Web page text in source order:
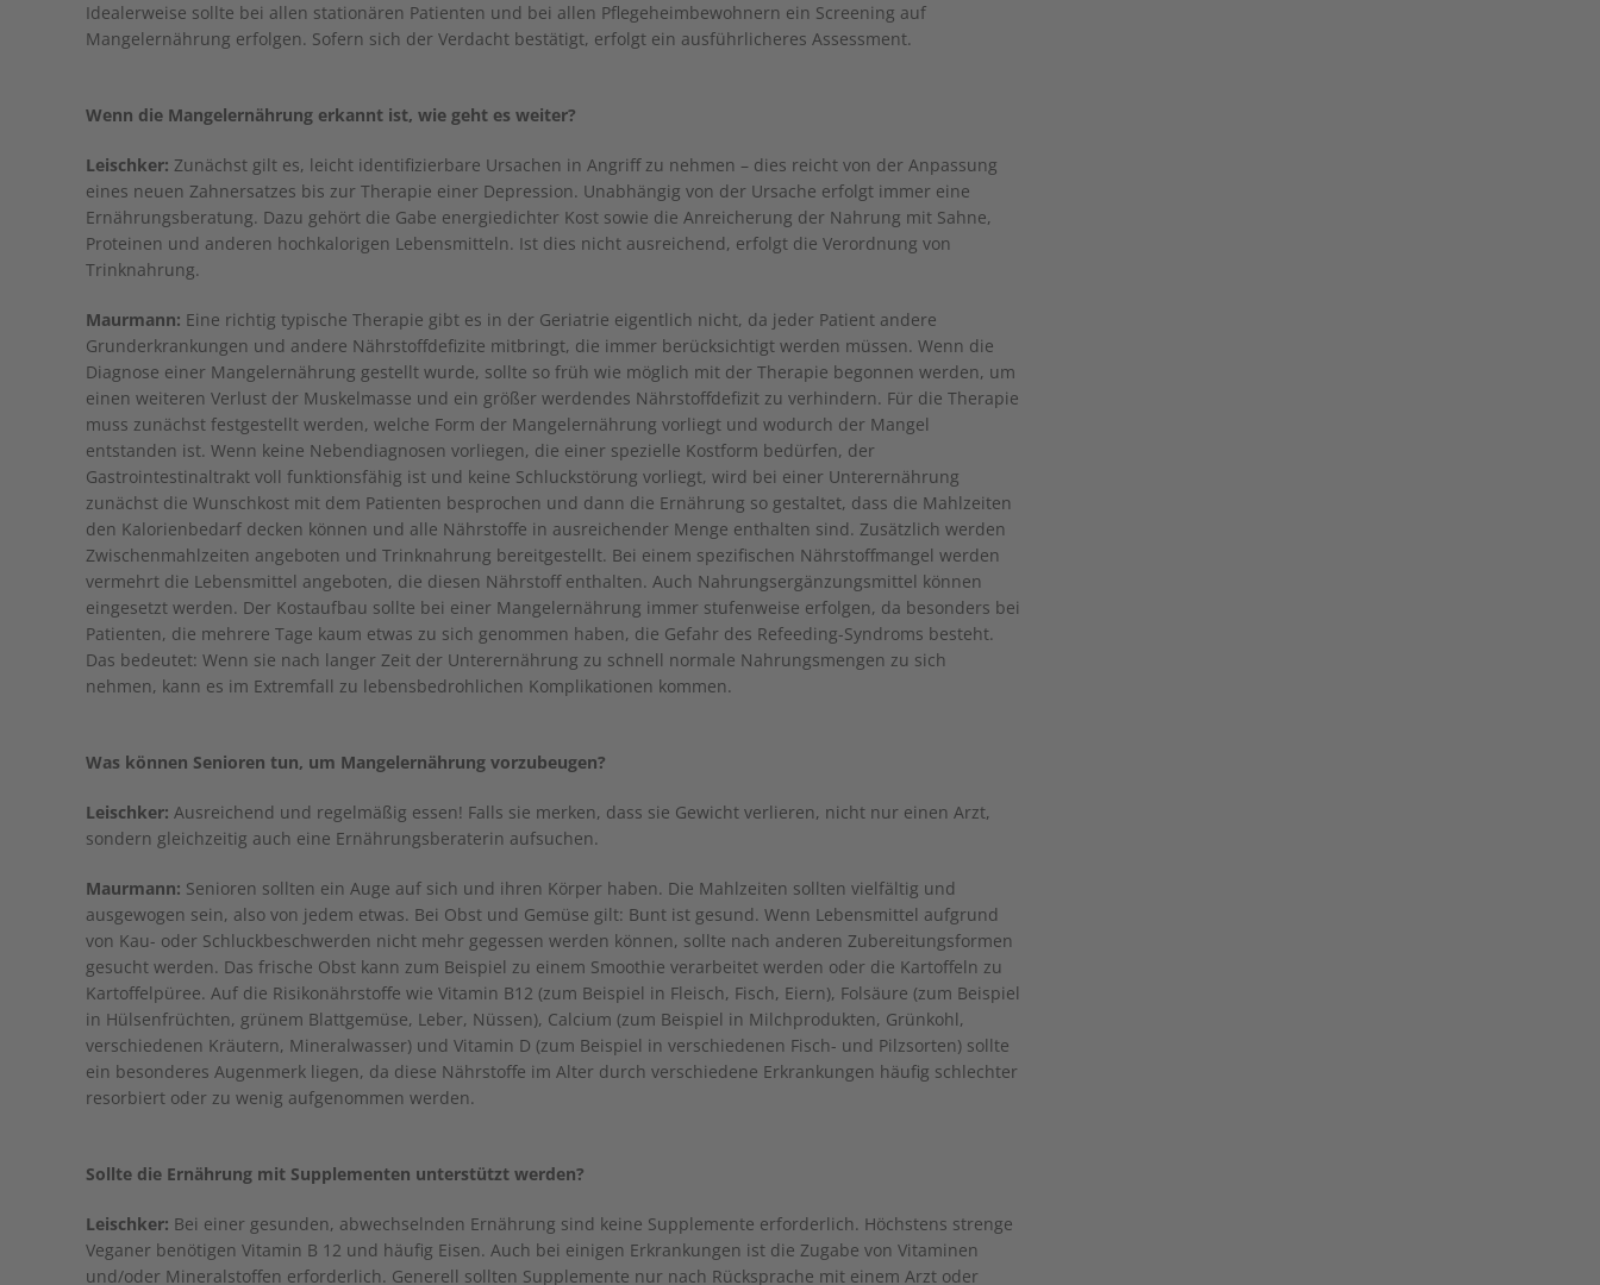
Idealerweise sollte bei allen stationären Patienten und bei allen Pflegeheimbewohnern ein Screening auf
Mangelernährung erfolgen. Sofern sich der Verdacht bestätigt, erfolgt ein ausführlicheres Assessment.
Wenn die Mangelernährung erkannt ist, wie geht es weiter?
Leischker: Zunächst gilt es, leicht identifizierbare Ursachen in Angriff zu nehmen – dies reicht von der Anpassung
eines neuen Zahnersatzes bis zur Therapie einer Depression. Unabhängig von der Ursache erfolgt immer eine
Ernährungsberatung. Dazu gehört die Gabe energiedichter Kost sowie die Anreicherung der Nahrung mit Sahne,
Proteinen und anderen hochkalorigen Lebensmitteln. Ist dies nicht ausreichend, erfolgt die Verordnung von
Trinknahrung.
Maurmann: Eine richtig typische Therapie gibt es in der Geriatrie eigentlich nicht, da jeder Patient andere
Grunderkrankungen und andere Nährstoffdefizite mitbringt, die immer berücksichtigt werden müssen. Wenn die
Diagnose einer Mangelernährung gestellt wurde, sollte so früh wie möglich mit der Therapie begonnen werden, um
einen weiteren Verlust der Muskelmasse und ein größer werdendes Nährstoffdefizit zu verhindern. Für die Therapie
muss zunächst festgestellt werden, welche Form der Mangelernährung vorliegt und wodurch der Mangel
entstanden ist. Wenn keine Nebendiagnosen vorliegen, die einer spezielle Kostform bedürfen, der
Gastrointestinaltrakt voll funktionsfähig ist und keine Schluckstörung vorliegt, wird bei einer Unterernährung
zunächst die Wunschkost mit dem Patienten besprochen und dann die Ernährung so gestaltet, dass die Mahlzeiten
den Kalorienbedarf decken können und alle Nährstoffe in ausreichender Menge enthalten sind. Zusätzlich werden
Zwischenmahlzeiten angeboten und Trinknahrung bereitgestellt. Bei einem spezifischen Nährstoffmangel werden
vermehrt die Lebensmittel angeboten, die diesen Nährstoff enthalten. Auch Nahrungsergänzungsmittel können
eingesetzt werden. Der Kostaufbau sollte bei einer Mangelernährung immer stufenweise erfolgen, da besonders bei
Patienten, die mehrere Tage kaum etwas zu sich genommen haben, die Gefahr des Refeeding-Syndroms besteht.
Das bedeutet: Wenn sie nach langer Zeit der Unterernährung zu schnell normale Nahrungsmengen zu sich
nehmen, kann es im Extremfall zu lebensbedrohlichen Komplikationen kommen.
Was können Senioren tun, um Mangelernährung vorzubeugen?
Leischker: Ausreichend und regelmäßig essen! Falls sie merken, dass sie Gewicht verlieren, nicht nur einen Arzt,
sondern gleichzeitig auch eine Ernährungsberaterin aufsuchen.
Maurmann: Senioren sollten ein Auge auf sich und ihren Körper haben. Die Mahlzeiten sollten vielfältig und
ausgewogen sein, also von jedem etwas. Bei Obst und Gemüse gilt: Bunt ist gesund. Wenn Lebensmittel aufgrund
von Kau- oder Schluckbeschwerden nicht mehr gegessen werden können, sollte nach anderen Zubereitungsformen
gesucht werden. Das frische Obst kann zum Beispiel zu einem Smoothie verarbeitet werden oder die Kartoffeln zu
Kartoffelpüree. Auf die Risikonährstoffe wie Vitamin B12 (zum Beispiel in Fleisch, Fisch, Eiern), Folsäure (zum Beispiel
in Hülsenfrüchten, grünem Blattgemüse, Leber, Nüssen), Calcium (zum Beispiel in Milchprodukten, Grünkohl,
verschiedenen Kräutern, Mineralwasser) und Vitamin D (zum Beispiel in verschiedenen Fisch- und Pilzsorten) sollte
ein besonderes Augenmerk liegen, da diese Nährstoffe im Alter durch verschiedene Erkrankungen häufig schlechter
resorbiert oder zu wenig aufgenommen werden.
Sollte die Ernährung mit Supplementen unterstützt werden?
Leischker: Bei einer gesunden, abwechselnden Ernährung sind keine Supplemente erforderlich. Höchstens strenge
Veganer benötigen Vitamin B 12 und häufig Eisen. Auch bei einigen Erkrankungen ist die Zugabe von Vitaminen
und/oder Mineralstoffen erforderlich. Generell sollten Supplemente nur nach Rücksprache mit einem Arzt oder